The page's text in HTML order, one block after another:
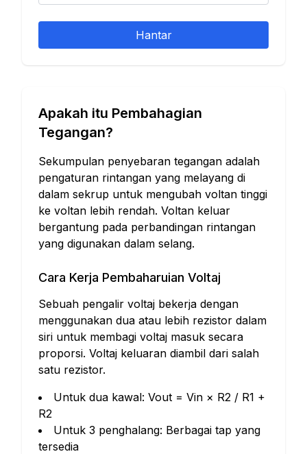
Hantar
Apakah itu Pembahagian
Tegangan?
Sekumpulan penyebaran tegangan adalah
pengaturan rintangan yang melayang di
dalam sekrup untuk mengubah voltan tinggi
ke voltan lebih rendah. Voltan keluar
bergantung pada perbandingan rintangan
yang digunakan dalam selang.
Cara Kerja Pembaharuian Voltaj
Sebuah pengalir voltaj bekerja dengan
menggunakan dua atau lebih rezistor dalam
siri untuk membagi voltaj masuk secara
proporsi. Voltaj keluaran diambil dari salah
satu rezistor.
Untuk dua kawal: Vout = Vin × R2 / R1 +
R2
Untuk 3 penghalang: Berbagai tap yang
tersedia